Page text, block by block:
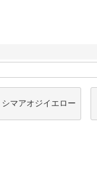
シマアオジイエロー